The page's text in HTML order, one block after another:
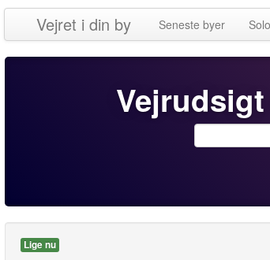
Vejret i din by Seneste byer
Lige nu